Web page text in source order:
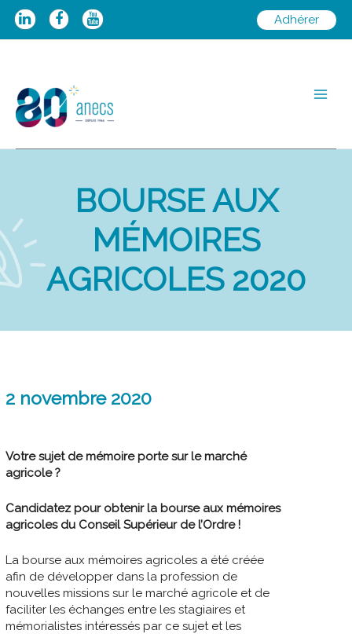
Aller
Adhérer
BOURSE AUX
MÉMOIRES
AGRICOLES 2020
2 novembre 2020
Votre sujet de mémoire porte sur le marché
agricole ?
Candidatez pour obtenir la bourse aux mémoires
agricoles du Conseil Supérieur de l’Ordre !
La bourse aux mémoires agricoles a été créée
afin de développer dans la profession de
nouvelles missions sur le marché agricole et de
faciliter les échanges entre les stagiaires et
mémorialistes intéressés par ce sujet et les